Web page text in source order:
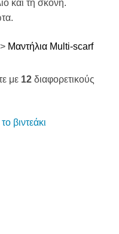
και τη σκόνη.
> Μαντήλια Multi-scarf
με 12 διαφορετικούς
βιντεάκι